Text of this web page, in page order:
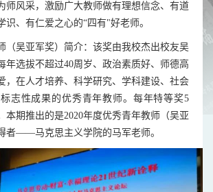
师风采，激励广大教师做有理想信念、有道
识、有仁爱之心的“四有"好老师。
（吴亚军奖）简介：该奖由我校杰出校友吴
年选拔不超过40周岁、政治素质好、师德高
，在人才培养、科学研究、学科建设、社会
志性成果的优秀青年教师。每年特等奖5
本期推出的是2020年度优秀青年教师（吴亚
者——马克思主义学院的马军老师。